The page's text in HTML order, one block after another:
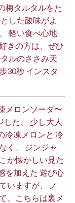
梅タルタルをた
した酸味がよ
軽い食べ心地
きの方は、ぜひ
のささみ天
30秒 インスタ
メロンソーダ〜
た、 少し大人
冷凍メロンと 冷
く、 ジンジャ
か懐かしい見た
を加えた 遊び心
いますが、 ノ
、こちらは裏メ